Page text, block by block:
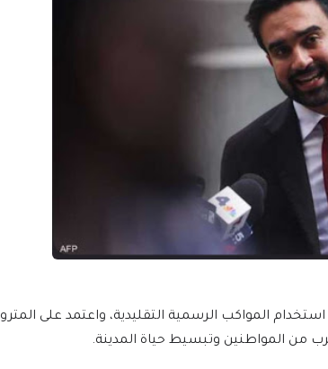
المواكب الرسمية التقليدية، واعتمد على المترو
من المواطنين وتبسيط حياة المدينة.